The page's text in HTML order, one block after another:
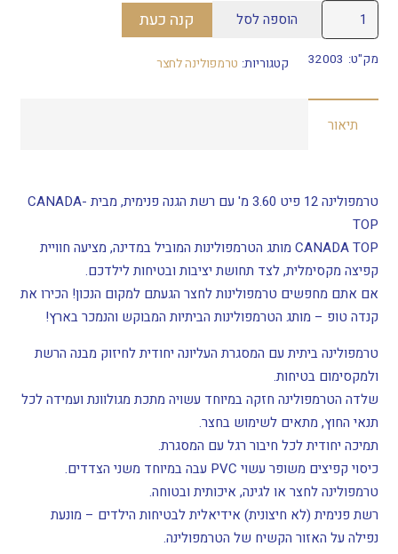
כמות
של
טרמפולינה
מ'
TOP
קנדה
הוספה לסל קנה כעת
מק"ט: 32003 קטגוריות: טרמפולינה לחצר
תיאור
טרמפולינה 12 פיט 3.60 מ' עם רשת הגנה פנימית, מבית CANADA-
TOP
CANADA TOP מותג הטרמפולינות המוביל במדינה, מציעה חוויית
קפיצה מקסימלית, לצד תחושת יציבות ובטיחות לילדכם.
אם אתם מחפשים טרמפולינות לחצר הגעתם למקום הנכון! הכירו את
קנדה טופ – מותג הטרמפולינות הביתיות המבוקש והנמכר בארץ!
טרמפולינה ביתית עם המסגרת העליונה יחודית לחיזוק מבנה הרשת
ולמקסימום בטיחות.
שלדה הטרמפולינה חזקה במיוחד עשויה מתכת מגולוונת ועמידה לכל
תנאי החוץ, מתאים לשימוש בחצר.
תמיכה יחודית לכל חיבור רגל עם המסגרת.
כיסוי קפיצים משופר עשוי PVC עבה במיוחד משני הצדדים.
טרמפולינה לחצר או לגינה, איכותית ובטוחה.
רשת פנימית (לא חיצונית) אידיאלית לבטיחות הילדים – מונעת
נפילה על האזור הקשיח של הטרמפולינה.